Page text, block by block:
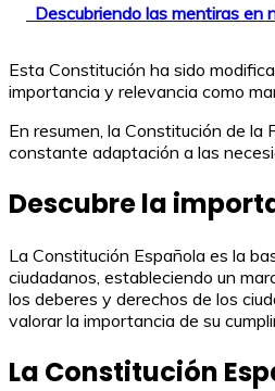
Descubriendo las mentiras en
Esta Constitución ha sido
importancia y relevancia como
En resumen, la Constitución de
constante adaptación a las
Descubre la
La Constitución Española es la
ciudadanos, estableciendo un
los deberes y derechos de los
valorar la importancia de su
La Constitución